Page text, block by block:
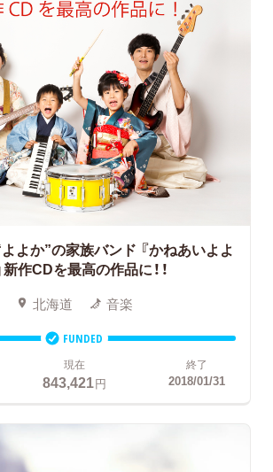
よか”の家族バンド 『かねあいよよ
新作CDを最高の作品に！！
北海道 音楽
FUNDED
現在
843,421円
終了
2018/01/31